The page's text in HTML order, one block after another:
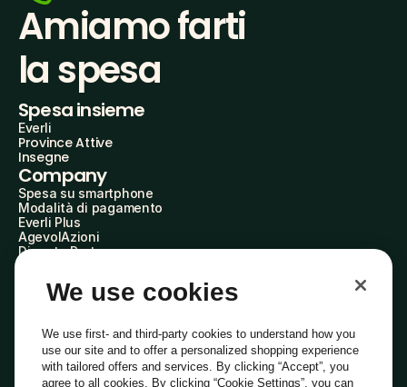
Amiamo farti
la spesa
Spesa insieme
Everli
Province Attive
Insegne
Company
Spesa su smartphone
Modalità di pagamento
Everli Plus
AgevolAzioni
Diventa Partner
Everli Shoppers
About Us
Everli News
Domande frequenti
Lavora con noi
Diventa Shopper
We use cookies
We use first- and third-party cookies to understand how you
use our site and to offer a personalized shopping experience
with tailored offers and services. By clicking “Accept”, you
agree to all cookies. By clicking “Cookie Settings”, you can